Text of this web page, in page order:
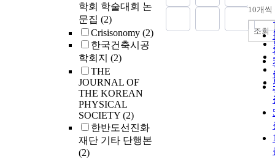
학회 학술대회 논
문집 (2)
Crisisonomy (2)
한국건축시공
학회지 (2)
THE
JOURNAL OF
THE KOREAN
PHYSICAL
SOCIETY (2)
한반도선진화
재단 기타 단행본
(2)
10개씩
조회